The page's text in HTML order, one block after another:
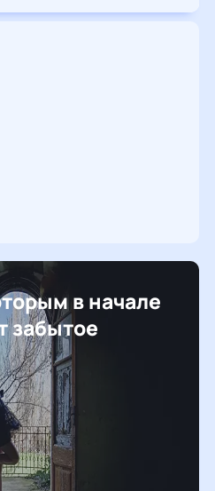
в начале
забытое